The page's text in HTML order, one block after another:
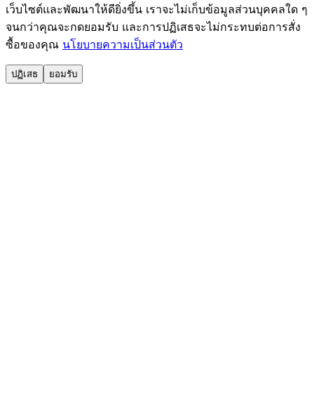
เว็บไซต์และพัฒนาให้ดียิ่งขึ้น เราจะไม่เก็บข้อมูลส่วนบุคคลใด ๆ
จนกว่าคุณจะกดยอมรับ และการปฏิเสธจะไม่กระทบต่อการสั่ง
ซื้อของคุณ นโยบายความเป็นส่วนตัว
ปฏิเสธ ยอมรับ